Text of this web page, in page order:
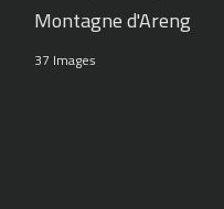
Montagne d'Areng
37 Images